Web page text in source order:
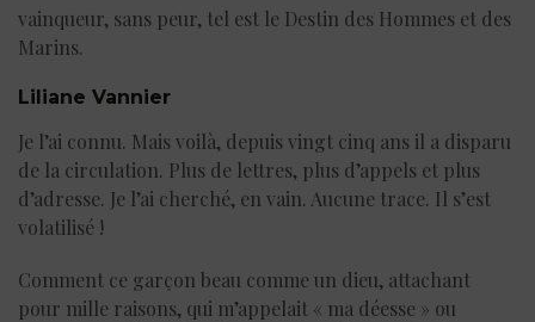
vainqueur, sans peur, tel est le Destin des Hommes et des
Marins.
Liliane Vannier
Je l’ai connu. Mais voilà, depuis vingt cinq ans il a disparu
de la circulation. Plus de lettres, plus d’appels et plus
d’adresse. Je l’ai cherché, en vain. Aucune trace. Il s’est
volatilisé !
Comment ce garçon beau comme un dieu, attachant
pour mille raisons, qui m’appelait « ma déesse » ou